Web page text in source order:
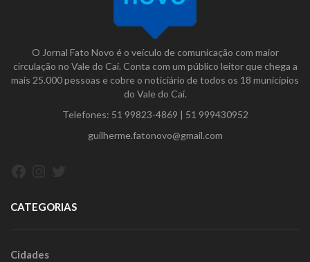
O Jornal Fato Novo é o veículo de comunicação com maior
circulação no Vale do Caí. Conta com um público leitor que chega a
mais 25.000 pessoas e cobre o noticiário de todos os 18 municípios
do Vale do Caí.
Telefones: 51 99823-4869 | 51 999430952
guilherme.fatonovo@gmail.com
CATEGORIAS
Cidades